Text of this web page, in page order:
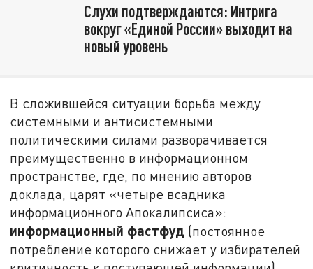
Слухи подтверждаются: Интрига
вокруг «Единой России» выходит на
новый уровень
В сложившейся ситуации борьба между
системными и антисистемными
политическими силами разворачивается
преимущественно в информационном
пространстве, где, по мнению авторов
доклада, царят «четыре всадника
информационного Апокалипсиса»:
информационный фастфуд (постоянное
потребление которого снижает у избирателей